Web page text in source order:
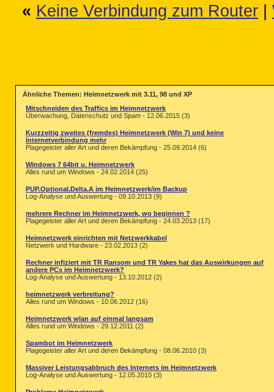
« Keine Verbindung zum Router
Ähnliche Themen: Heimnetzwerk mit 3.11, 98 und XP
Mitschneiden des Traffics im Heimnetzwerk
Überwachung, Datenschutz und Spam - 12.06.2015 (3)
Kurzzeitig zweites (fremdes) Heimnetzwerk (Win 7) und keine
Internetverbindung mehr
Plagegeister aller Art und deren Bekämpfung - 25.09.2014 (6)
Windows 7 64bit u. Heimnetzwerk
Alles rund um Windows - 24.02.2014 (25)
PUP.Optional.Delta.A im Heimnetzwerk/im Backup
Log-Analyse und Auswertung - 09.10.2013 (9)
mehrere Rechner im Heimnetzwerk, wo beginnen ?
Plagegeister aller Art und deren Bekämpfung - 24.03.2013 (17)
Heimnetzwerk einrichten mit Netzwerkkabel
Netzwerk und Hardware - 23.02.2013 (2)
Rechner infiziert mit TR Ransom und TR Yakes hat das Auswirkungen auf
andere PCs im Heimnetzwerk?
Log-Analyse und Auswertung - 13.10.2012 (2)
heimnetzwerk verbreitung?
Alles rund um Windows - 10.06.2012 (16)
Heimnetzwerk wlan auf einmal langsam
Alles rund um Windows - 29.12.2011 (2)
Spambot im Heimnetzwerk
Plagegeister aller Art und deren Bekämpfung - 08.06.2010 (3)
Massiver Leistungsabbruch des Internets im Heimnetzwerk
Log-Analyse und Auswertung - 12.05.2010 (3)